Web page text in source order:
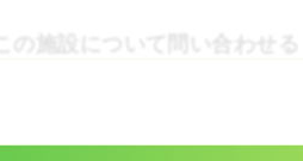
この施設について問い合わせる